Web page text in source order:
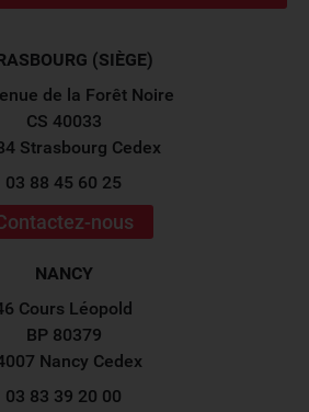
(SIÈGE)
de la Forêt Noire
CS 40033
Strasbourg Cedex
03 88 45 60 25
nous
NANCY
Cours Léopold
BP 80379
Nancy Cedex
03 83 39 20 00